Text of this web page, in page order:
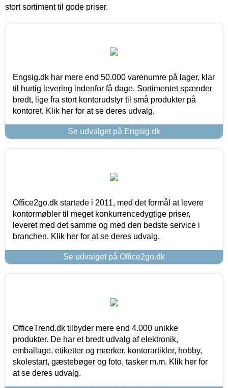
stort sortiment til gode priser.
Engsig.dk har mere end 50.000 varenumre på lager, klar
til hurtig levering indenfor få dage. Sortimentet spænder
bredt, lige fra stort kontorudstyr til små produkter på
kontoret. Klik her for at se deres udvalg.
Se udvalget på Engsig.dk
Office2go.dk startede i 2011, med det formål at levere
kontormøbler til meget konkurrencedygtige priser,
leveret med det samme og med den bedste service i
branchen. Klik her for at se deres udvalg.
Se udvalget på Office2go.dk
OfficeTrend.dk tilbyder mere end 4.000 unikke
produkter. De har et bredt udvalg af elektronik,
emballage, etiketter og mærker, kontorartikler, hobby,
skolestart, gæstebøger og foto, tasker m.m. Klik her for
at se deres udvalg.